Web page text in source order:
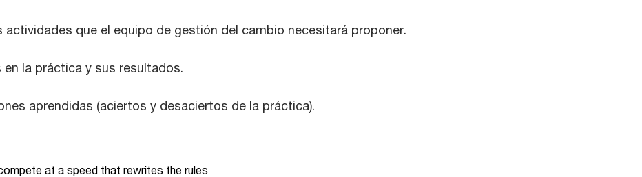
actividades que el equipo de gestión del cambio necesitará proponer.
la práctica y sus resultados.
aprendidas (aciertos y desaciertos de la práctica).
at a speed that rewrites the rules